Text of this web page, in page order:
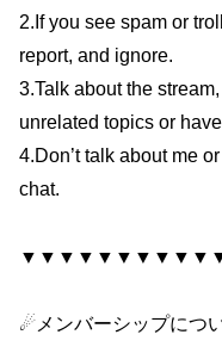
2.If you see spam or
report, and ignore.
3.Talk about the
unrelated topics or
4.Don’t talk about me
chat.
☄メンバーシップにつ